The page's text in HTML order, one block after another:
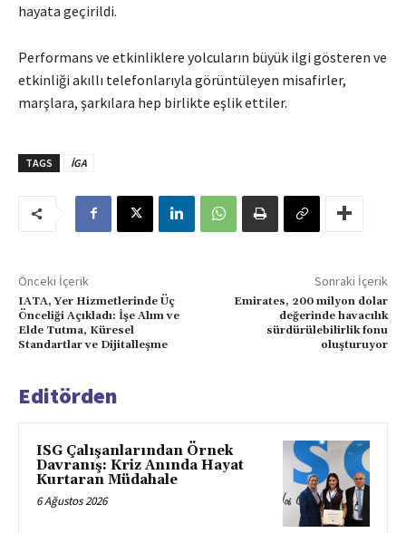
hayata geçirildi.
Performans ve etkinliklere yolcuların büyük ilgi gösteren ve
etkinliği akıllı telefonlarıyla görüntüleyen misafirler,
marşlara, şarkılara hep birlikte eşlik ettiler.
TAGS İGA
Önceki İçerik
IATA, Yer Hizmetlerinde Üç
Önceliği Açıkladı: İşe Alım ve
Elde Tutma, Küresel
Standartlar ve Dijitalleşme
Sonraki İçerik
Emirates, 200 milyon dolar
değerinde havacılık
sürdürülebilirlik fonu
oluşturuyor
Editörden
ISG Çalışanlarından Örnek
Davranış: Kriz Anında Hayat
Kurtaran Müdahale
6 Ağustos 2026